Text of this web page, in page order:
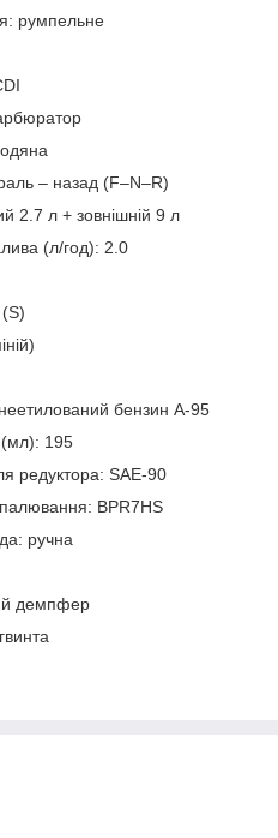
румпельне
– назад (F–N–R)
2.7 л + зовнішній 9 л
(л/год): 2.0
бензин А-95
(мл): 195
редуктора: SAE-90
BPR7HS
ручна
демпфер